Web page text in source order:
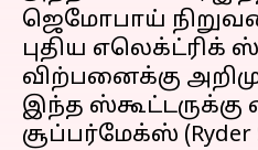
ஜெமோபாய்
புதிய எலெக்ட்ரிக்
விற்பனைக்கு
இந்த ஸ்கூட்டருக்கு
சூப்பர்மேக்ஸ் (Ryder